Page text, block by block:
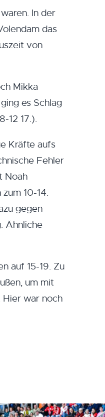
In der
das
von
Mikka
es Schlag
12 17.).
Kräfte aufs
Fehler
Noah
10-14.
gegen
Ähnliche
auf 15-19. Zu
um mit
Hier war noch